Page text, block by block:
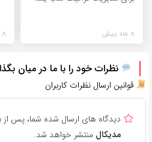
8 ماه پیش 8 ماه پیش
نظرات خود را با ما در میان
قوانین ارسال نظرات کاربران
دیدگاه های ارسال شده شما، پس
مدیکال منتشر خواهد شد.